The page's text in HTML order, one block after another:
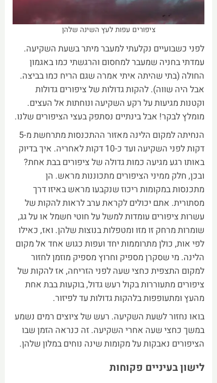
ציפורים עפות לעץ השינה שלהן
לפני כשבועיים נקלעתי למעבר מיתר בשעת השקיעה.
עמדתי בחניה שמעבר למחסום והרגשתי כמו באגמון
החולה (בתי שהיתה איתי אמרה שגם הריח כמו בביצה.
אבל היה שווה). להקות גדולות של ציפורים גדולות
וקטנות מגיעות על רקע השקיעה ונוחתות אל העצים.
מומלץ לבקר! אבל בינתיים נסתפק בעצי הציפורים שלנו.
הנחיתה למקום הלינה מאזור ההתכנסות מתרחשת מ-5
דקות לפני השקיעה ועד כ-10 דקות לאחריה. איך בדיוק
באותו רגע מגיעה כמות גדולה של ציפורים בבת אחת?
ובכן, חלק ממיני הציפורים מתכוננות מראש. הן
מתכנסות במקומות ריכוז שנקבעו מראש באיזו דרך
מסתורית. אתם יכולים לקראת ערב לראות להקות של
עשרות ציפורים עומדות למשל על חוטי חשמל או על גג,
שומרות מרחק זו מזו ומטפלות בנוצות שלהן. ואז, כאילו
לפי אות, כולן מתרוממות יחד ועפות כגוש אחד אל מקום
הלינה. מי שסקרן מספיק וחרוץ מספיק מוזמן לחזור
למקום התצפית כחצי שעה לפני הזריחה, אז להקות של
ציפורים מתעוררות בקול רעש גדול, בוקעות בבת אחת
מהעץ ומתעופפות בלהקות גדולות עד לפיזור.
בואו נחזור לשעת השקיעה. רעש של ציוצים רמים נשמע
במשך כחצי שעה אחרי השקיעה. זה כנראה הזמן שבו
הציפורים נאבקות על מקומות שינה נוחים במלון שלהן.
לישון בעיניים פקוחות